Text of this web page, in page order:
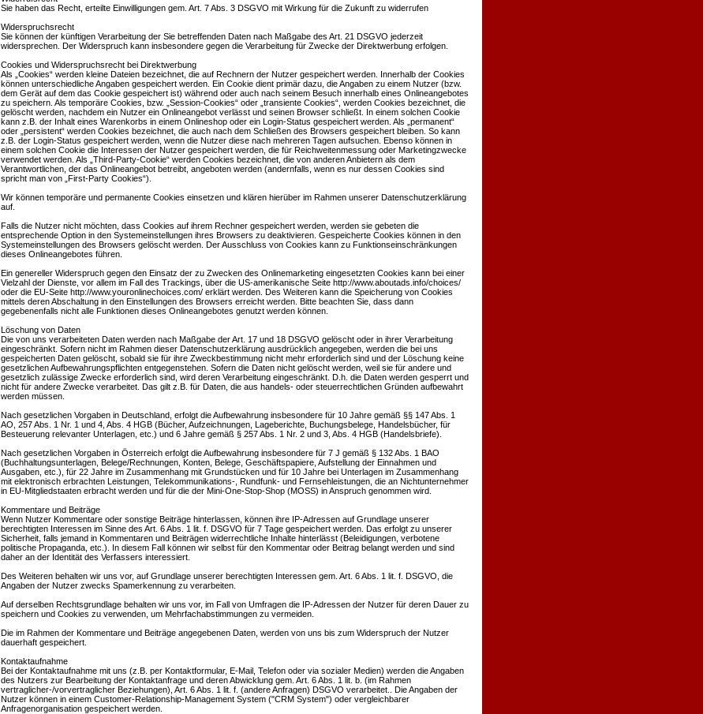
Sie haben das Recht, erteilte Einwilligungen gem. Art. 7 Abs. 3 DSGVO mit Wirkung für die Zukunft zu widerrufen
Widerspruchsrecht
Sie können der künftigen Verarbeitung der Sie betreffenden Daten nach Maßgabe des Art. 21 DSGVO jederzeit
widersprechen. Der Widerspruch kann insbesondere gegen die Verarbeitung für Zwecke der Direktwerbung erfolgen.
Cookies und Widerspruchsrecht bei Direktwerbung
Als „Cookies“ werden kleine Dateien bezeichnet, die auf Rechnern der Nutzer gespeichert werden. Innerhalb der Cookies
können unterschiedliche Angaben gespeichert werden. Ein Cookie dient primär dazu, die Angaben zu einem Nutzer (bzw.
dem Gerät auf dem das Cookie gespeichert ist) während oder auch nach seinem Besuch innerhalb eines Onlineangebotes
zu speichern. Als temporäre Cookies, bzw. „Session-Cookies“ oder „transiente Cookies“, werden Cookies bezeichnet, die
gelöscht werden, nachdem ein Nutzer ein Onlineangebot verlässt und seinen Browser schließt. In einem solchen Cookie
kann z.B. der Inhalt eines Warenkorbs in einem Onlineshop oder ein Login-Status gespeichert werden. Als „permanent“
oder „persistent“ werden Cookies bezeichnet, die auch nach dem Schließen des Browsers gespeichert bleiben. So kann
z.B. der Login-Status gespeichert werden, wenn die Nutzer diese nach mehreren Tagen aufsuchen. Ebenso können in
einem solchen Cookie die Interessen der Nutzer gespeichert werden, die für Reichweitenmessung oder Marketingzwecke
verwendet werden. Als „Third-Party-Cookie“ werden Cookies bezeichnet, die von anderen Anbietern als dem
Verantwortlichen, der das Onlineangebot betreibt, angeboten werden (andernfalls, wenn es nur dessen Cookies sind
spricht man von „First-Party Cookies“).
Wir können temporäre und permanente Cookies einsetzen und klären hierüber im Rahmen unserer Datenschutzerklärung
auf.
Falls die Nutzer nicht möchten, dass Cookies auf ihrem Rechner gespeichert werden, werden sie gebeten die
entsprechende Option in den Systemeinstellungen ihres Browsers zu deaktivieren. Gespeicherte Cookies können in den
Systemeinstellungen des Browsers gelöscht werden. Der Ausschluss von Cookies kann zu Funktionseinschränkungen
dieses Onlineangebotes führen.
Ein genereller Widerspruch gegen den Einsatz der zu Zwecken des Onlinemarketing eingesetzten Cookies kann bei einer
Vielzahl der Dienste, vor allem im Fall des Trackings, über die US-amerikanische Seite http://www.aboutads.info/choices/
oder die EU-Seite http://www.youronlinechoices.com/ erklärt werden. Des Weiteren kann die Speicherung von Cookies
mittels deren Abschaltung in den Einstellungen des Browsers erreicht werden. Bitte beachten Sie, dass dann
gegebenenfalls nicht alle Funktionen dieses Onlineangebotes genutzt werden können.
Löschung von Daten
Die von uns verarbeiteten Daten werden nach Maßgabe der Art. 17 und 18 DSGVO gelöscht oder in ihrer Verarbeitung
eingeschränkt. Sofern nicht im Rahmen dieser Datenschutzerklärung ausdrücklich angegeben, werden die bei uns
gespeicherten Daten gelöscht, sobald sie für ihre Zweckbestimmung nicht mehr erforderlich sind und der Löschung keine
gesetzlichen Aufbewahrungspflichten entgegenstehen. Sofern die Daten nicht gelöscht werden, weil sie für andere und
gesetzlich zulässige Zwecke erforderlich sind, wird deren Verarbeitung eingeschränkt. D.h. die Daten werden gesperrt und
nicht für andere Zwecke verarbeitet. Das gilt z.B. für Daten, die aus handels- oder steuerrechtlichen Gründen aufbewahrt
werden müssen.
Nach gesetzlichen Vorgaben in Deutschland, erfolgt die Aufbewahrung insbesondere für 10 Jahre gemäß §§ 147 Abs. 1
AO, 257 Abs. 1 Nr. 1 und 4, Abs. 4 HGB (Bücher, Aufzeichnungen, Lageberichte, Buchungsbelege, Handelsbücher, für
Besteuerung relevanter Unterlagen, etc.) und 6 Jahre gemäß § 257 Abs. 1 Nr. 2 und 3, Abs. 4 HGB (Handelsbriefe).
Nach gesetzlichen Vorgaben in Österreich erfolgt die Aufbewahrung insbesondere für 7 J gemäß § 132 Abs. 1 BAO
(Buchhaltungsunterlagen, Belege/Rechnungen, Konten, Belege, Geschäftspapiere, Aufstellung der Einnahmen und
Ausgaben, etc.), für 22 Jahre im Zusammenhang mit Grundstücken und für 10 Jahre bei Unterlagen im Zusammenhang
mit elektronisch erbrachten Leistungen, Telekommunikations-, Rundfunk- und Fernsehleistungen, die an Nichtunternehmer
in EU-Mitgliedstaaten erbracht werden und für die der Mini-One-Stop-Shop (MOSS) in Anspruch genommen wird.
Kommentare und Beiträge
Wenn Nutzer Kommentare oder sonstige Beiträge hinterlassen, können ihre IP-Adressen auf Grundlage unserer
berechtigten Interessen im Sinne des Art. 6 Abs. 1 lit. f. DSGVO für 7 Tage gespeichert werden. Das erfolgt zu unserer
Sicherheit, falls jemand in Kommentaren und Beiträgen widerrechtliche Inhalte hinterlässt (Beleidigungen, verbotene
politische Propaganda, etc.). In diesem Fall können wir selbst für den Kommentar oder Beitrag belangt werden und sind
daher an der Identität des Verfassers interessiert.
Des Weiteren behalten wir uns vor, auf Grundlage unserer berechtigten Interessen gem. Art. 6 Abs. 1 lit. f. DSGVO, die
Angaben der Nutzer zwecks Spamerkennung zu verarbeiten.
Auf derselben Rechtsgrundlage behalten wir uns vor, im Fall von Umfragen die IP-Adressen der Nutzer für deren Dauer zu
speichern und Cookies zu verwenden, um Mehrfachabstimmungen zu vermeiden.
Die im Rahmen der Kommentare und Beiträge angegebenen Daten, werden von uns bis zum Widerspruch der Nutzer
dauerhaft gespeichert.
Kontaktaufnahme
Bei der Kontaktaufnahme mit uns (z.B. per Kontaktformular, E-Mail, Telefon oder via sozialer Medien) werden die Angaben
des Nutzers zur Bearbeitung der Kontaktanfrage und deren Abwicklung gem. Art. 6 Abs. 1 lit. b. (im Rahmen
vertraglicher-/vorvertraglicher Beziehungen), Art. 6 Abs. 1 lit. f. (andere Anfragen) DSGVO verarbeitet.. Die Angaben der
Nutzer können in einem Customer-Relationship-Management System ("CRM System") oder vergleichbarer
Anfragenorganisation gespeichert werden.